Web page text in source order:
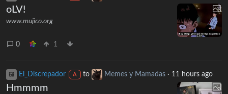
oLV!
www.mujico.org
0 1
El_Discrepador A to Memes y Mamadas · 11 hours ago
Hmmmm